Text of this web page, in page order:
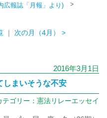
広報誌「月報」より) >
｜ 次の月（4月） >
2016年3月1日
しまいそうな不安
テゴリー： 憲法リレーエッセイ